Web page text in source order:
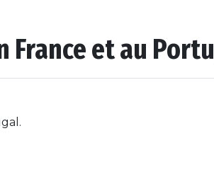
France et au